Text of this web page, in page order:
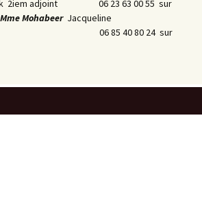
2iem adjoint 06 23 63 00 55 sur
Mme MohabeerJacqueline
06 85 40 80 24 sur